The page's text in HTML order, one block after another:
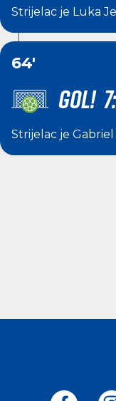
Strijelac je Luka
64'
GOL!
Strijelac je